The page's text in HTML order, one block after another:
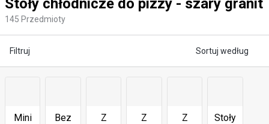
Stoły chłodnicze do pizzy - szary granit
145 Przedmioty
Filtruj Sortuj według
Mini
Bez
Z
Z
Z
Stoły